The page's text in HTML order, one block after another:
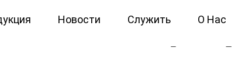
Новости Служить О Нас
сетка для